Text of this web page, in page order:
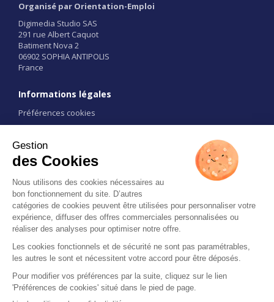
Organisé par Orientation-Emploi
Digimedia Studio SAS
291 rue Albert Caquot
Batiment Nova 2
06902 SOPHIA ANTIPOLIS
France
Informations légales
Préférences cookies
CGU
Liens
Contact
Restez informé